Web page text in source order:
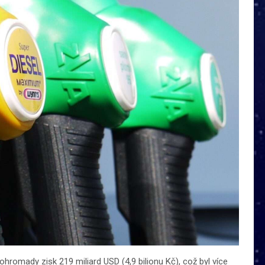
zisk 219 miliard USD (4,9 bilionu Kč), což byl více